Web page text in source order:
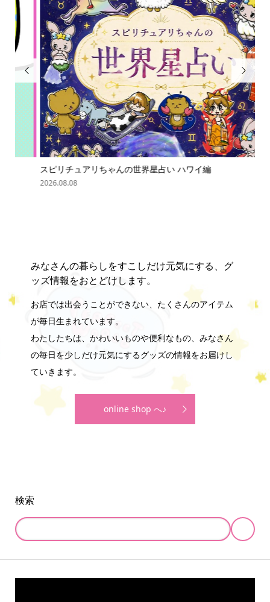

スピリチュアリちゃんの世界星占い ハワイ編
2026.08.08

みなさんの暮らしをすこしだけ元気にする、グ
ッズ情報をおとどけします。
お店では出会うことができない、たくさんのアイテム
が毎日生まれています。
わたしたちは、かわいいものや便利なもの、みなさん
の毎日を少しだけ元気にするグッズの情報をお届けし
ていきます。
online shop へ♪
検索